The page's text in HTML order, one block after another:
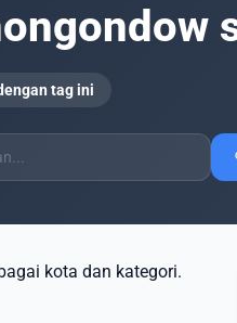
tag ini
kota dan kategori.